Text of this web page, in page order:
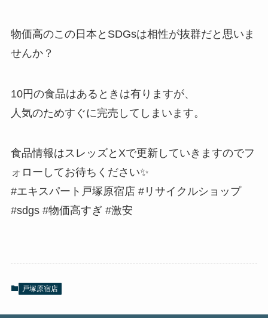
物価高のこの日本とSDGsは相性が抜群だと思いま
せんか？
10円の食品はあるときは有りますが、
人気のためすぐに完売してしまいます。
食品情報はスレッズとXで更新していきますのでフ
ォローしてお待ちください✨
#エキスパート戸塚原宿店 #リサイクルショップ
#sdgs #物価高すぎ #激安
戸塚原宿店